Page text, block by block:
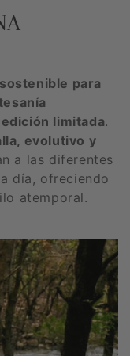
para
edición limitada.
evolutivo y
a las diferentes
día, ofreciendo
atemporal.